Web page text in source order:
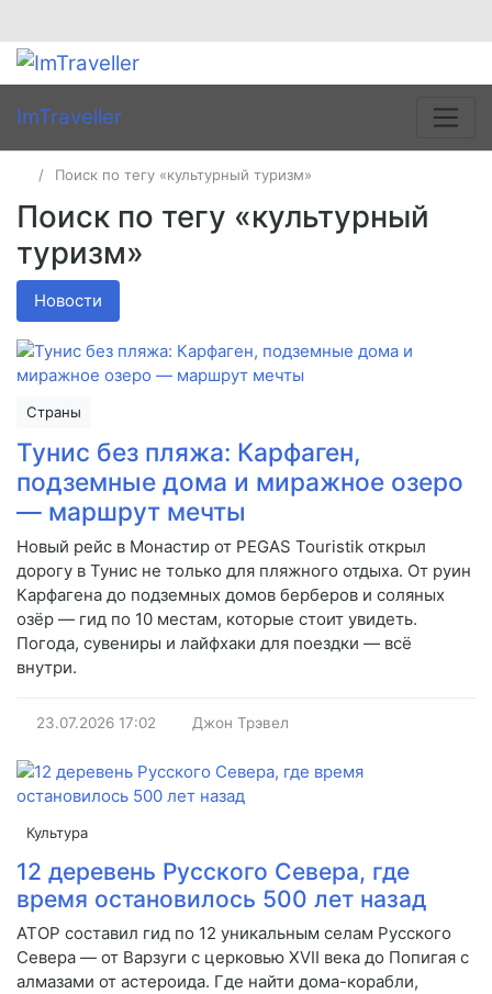
ImTraveller
Поиск по тегу «культурный туризм»
Поиск по тегу «культурный
туризм»
Новости
Страны
Тунис без пляжа: Карфаген,
подземные дома и миражное озеро
— маршрут мечты
Новый рейс в Монастир от PEGAS Touristik открыл
дорогу в Тунис не только для пляжного отдыха. От руин
Карфагена до подземных домов берберов и соляных
озёр — гид по 10 местам, которые стоит увидеть.
Погода, сувениры и лайфхаки для поездки — всё
внутри.
23.07.2026 17:02 Джон Трэвел
Культура
12 деревень Русского Севера, где
время остановилось 500 лет назад
АТОР составил гид по 12 уникальным селам Русского
Севера — от Варзуги с церковью XVII века до Попигая с
алмазами от астероида. Где найти дома-корабли,